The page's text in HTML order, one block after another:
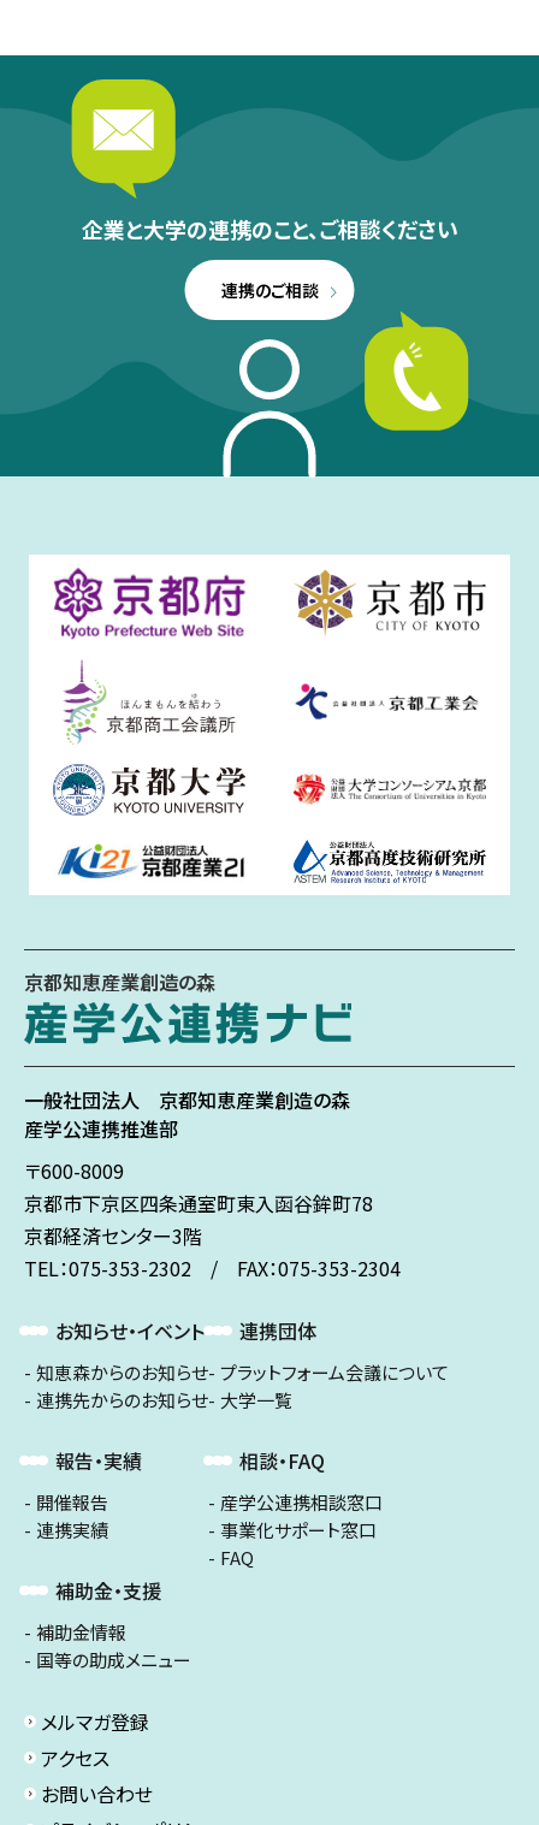
企業と大学の連携のこと、ご相談ください
連携のご相談
京都知恵産業創造の森
一般社団法人 京都知恵産業創造の森
産学公連携推進部
〒600-8009
京都市下京区四条通室町東入函谷鉾町78
京都経済センター3階
TEL：075-353-2302 / FAX：075-353-2304
お知らせ・イベント
知恵森からのお知らせ
連携先からのお知らせ
報告・実績
開催報告
連携実績
補助金・支援
補助金情報
国等の助成メニュー
連携団体
プラットフォーム会議について
大学一覧
相談・FAQ
産学公連携相談窓口
事業化サポート窓口
FAQ
メルマガ登録
アクセス
お問い合わせ